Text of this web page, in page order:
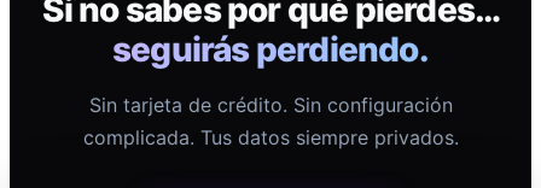
Si no sabes por qué pierdes…
seguirás perdiendo.
Sin tarjeta de crédito. Sin configuración
complicada. Tus datos siempre privados.